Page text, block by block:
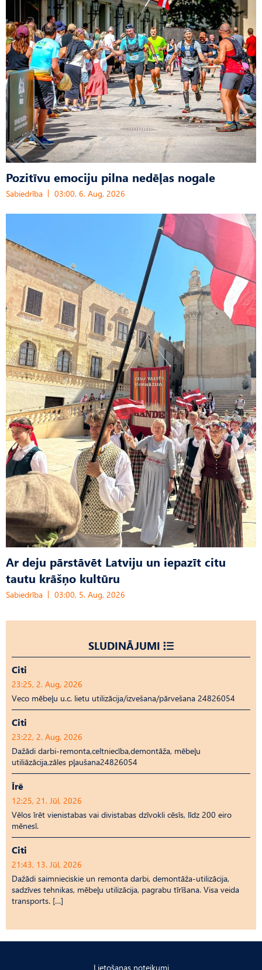
Pozitīvu emociju pilna nedēļas nogale
Sabiedrība 03:00, 6. Aug, 2026
Ar deju pārstāvēt Latviju un iepazīt citu
tautu krāšņo kultūru
Sabiedrība 03:00, 5. Aug, 2026
SLUDINĀJUMI
Citi
23:25, 2. Aug, 2026
Veco mēbeļu u.c. lietu utilizācija/izvešana/pārvešana 24826054
Citi
23:22, 2. Aug, 2026
Dažādi darbi-remonta,celtniecība,demontāža, mēbeļu
utiliāzācija,zāles pļaušana24826054
Īrē
12:25, 21. Jūl, 2026
Vēlos īrēt vienistabas vai divistabas dzīvokli cēsīs, līdz 200 eiro
mēnesī.
Citi
21:43, 13. Jūl, 2026
Dažādi saimnieciskie un remonta darbi, demontāža-utilizācija,
sadzīves tehnikas, mēbeļu utilizācija, pagrabu tīrīšana. Visa veida
transports. […]
Lietošanas noteikumi